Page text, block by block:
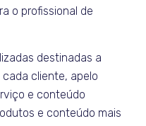
o profissional de
destinadas a
cliente, apelo
e conteúdo
e conteúdo mais